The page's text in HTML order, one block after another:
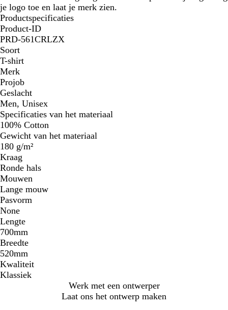
je logo toe en laat je merk zien.
Productspecificaties
Product-ID
PRD-561CRLZX
Soort
T-shirt
Merk
Projob
Geslacht
Men, Unisex
Specificaties van het materiaal
100% Cotton
Gewicht van het materiaal
180 g/m²
Kraag
Ronde hals
Mouwen
Lange mouw
Pasvorm
None
Lengte
700mm
Breedte
520mm
Kwaliteit
Klassiek
Werk met een ontwerper
Laat ons het ontwerp maken